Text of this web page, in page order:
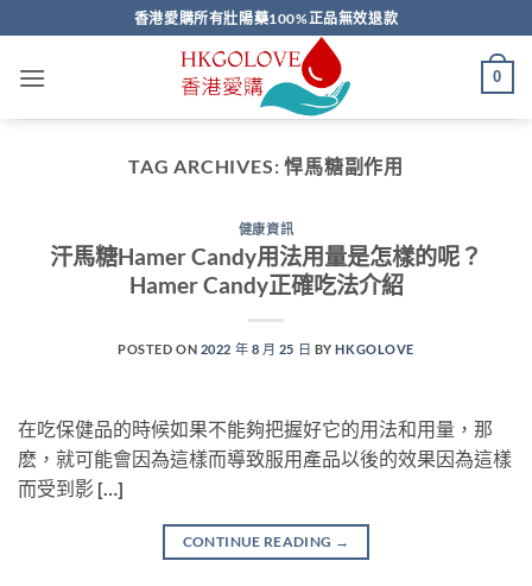
to
content
香港愛購所有壯陽藥100%正品無效退款
0
TAG ARCHIVES:悍馬糖副作用
健康資訊
汗馬糖Hamer Candy用法用量是怎樣的呢？
Hamer Candy正確吃法介紹
POSTED ON 2022 年 8 月 25 日 BYHKGOLOVE
在吃保健品的時候如果不能夠把握好它的用法和用量，那
麽，就可能會因為這樣而導致服用產品以後的效果因為這樣
而受到影 […]
CONTINUE READING →